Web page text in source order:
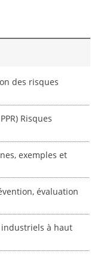
des risques
Risques
exemples et
évaluation
à haut